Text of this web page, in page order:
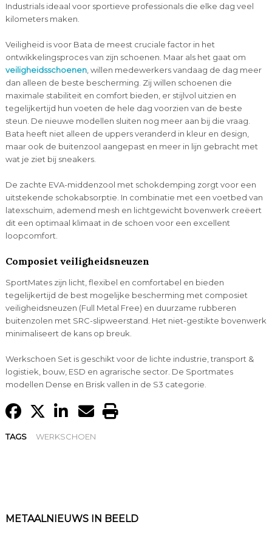
Industrials ideaal voor sportieve professionals die elke dag veel
kilometers maken.
Veiligheid is voor Bata de meest cruciale factor in het
ontwikkelingsproces van zijn schoenen. Maar als het gaat om
veiligheidsschoenen, willen medewerkers vandaag de dag meer
dan alleen de beste bescherming. Zij willen schoenen die
maximale stabiliteit en comfort bieden, er stijlvol uitzien en
tegelijkertijd hun voeten de hele dag voorzien van de beste
steun. De nieuwe modellen sluiten nog meer aan bij die vraag.
Bata heeft niet alleen de uppers veranderd in kleur en design,
maar ook de buitenzool aangepast en meer in lijn gebracht met
wat je ziet bij sneakers.
De zachte EVA-middenzool met schokdemping zorgt voor een
uitstekende schokabsorptie. In combinatie met een voetbed van
latexschuim, ademend mesh en lichtgewicht bovenwerk creëert
dit een optimaal klimaat in de schoen voor een excellent
loopcomfort.
Composiet veiligheidsneuzen
SportMates zijn licht, flexibel en comfortabel en bieden
tegelijkertijd de best mogelijke bescherming met composiet
veiligheidsneuzen (Full Metal Free) en duurzame rubberen
buitenzolen met SRC-slipweerstand. Het niet-gestikte bovenwerk
minimaliseert de kans op breuk.
Werkschoen Set is geschikt voor de lichte industrie, transport &
logistiek, bouw, ESD en agrarische sector. De Sportmates
modellen Dense en Brisk vallen in de S3 categorie.
TAGS WERKSCHOEN
METAALNIEUWS IN BEELD